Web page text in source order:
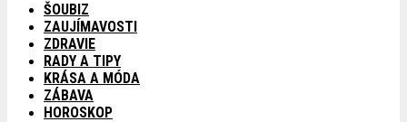
ŠOUBIZ
ZAUJÍMAVOSTI
ZDRAVIE
RADY A TIPY
KRÁSA A MÓDA
ZÁBAVA
HOROSKOP